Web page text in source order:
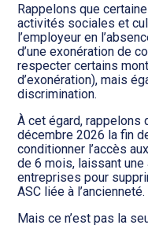
Rappelons que
activités sociales et
l’employeur en
d’une exonération de
respecter certains
d’exonération), mais
discrimination.
À cet égard, rappelons
décembre 2026 la fin
conditionner l’accès
de 6 mois, laissant
entreprises pour
ASC liée à l’ancienneté.
Mais ce n’est pas la